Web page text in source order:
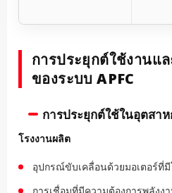
การประยุกต์ใช้งานแ
ของระบบ APFC
การประยุกต์ใช้ในอุตสา
โรงงานผลิต
อุปกรณ์ขับเคลื่อนด้วยมอเตอร์ที่
การเชื่อมที่มีความต้องการพลังง